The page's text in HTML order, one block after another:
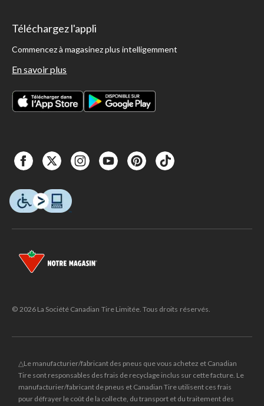
Téléchargez l'appli
Commencez à magasinez plus intelligemment
En savoir plus
© 2026 La Société Canadian Tire Limitée. Tous droits réservés.
△Le manufacturier/fabricant des pneus que vous achetez et Canadian
Tire sont responsables des frais de recyclage inclus sur cette facture. Le
manufacturier/fabricant de pneus et Canadian Tire utilisent ces frais
pour défrayer le coût de la collecte, du transport et du traitement des